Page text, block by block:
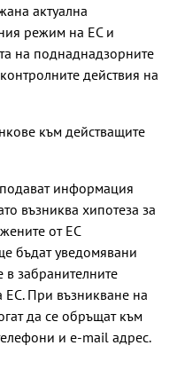
актуална
режим на ЕС и
на поднаднадзорните
действия на
към действащите
информация
възниква хипотеза за
от ЕС
бъдат уведомявани
забранителните
ЕС. При възникване на
да се обръщат към
и e-mail адрес.